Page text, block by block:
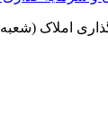
سهیلیه):خرید و فروش ،رهن و اجاره